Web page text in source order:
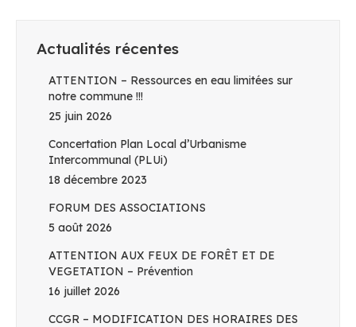
Actualités récentes
ATTENTION – Ressources en eau limitées sur
notre commune !!!
25 juin 2026
Concertation Plan Local d’Urbanisme
Intercommunal (PLUi)
18 décembre 2023
FORUM DES ASSOCIATIONS
5 août 2026
ATTENTION AUX FEUX DE FORÊT ET DE
VEGETATION – Prévention
16 juillet 2026
CCGR – MODIFICATION DES HORAIRES DES